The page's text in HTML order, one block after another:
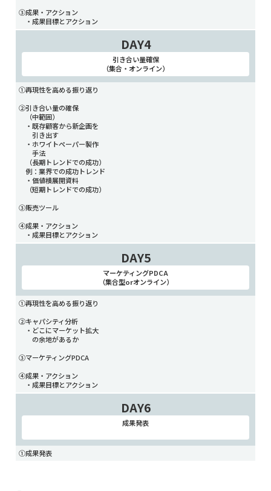
③成果・アクション
・成果目標とアクション
DAY4
引き合い量確保
（集合・オンライン）
①再現性を高める振り返り
②引き合い量の確保
（中範囲）
・既存顧客から新企画を
引き出す
・ホワイトペーパー製作
手法
（長期トレンドでの成功）
例：業界での成功トレンド
・価値横展開資料
（短期トレンドでの成功）
③販売ツール
④成果・アクション
・成果目標とアクション
DAY5
マーケティングPDCA
（集合型orオンライン）
①再現性を高める振り返り
②キャパシティ分析
・どこにマーケット拡大
の余地があるか
③マーケティングPDCA
④成果・アクション
・成果目標とアクション
DAY6
成果発表
①成果発表